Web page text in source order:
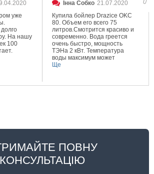
уже
На нашу
100
Інна Собко 21.07.2020
Купила бойлер Drazice OKC
80. Объем его всего 75
литров.Смотрится красиво и
современно. Вода греется
очень быстро, мощность
ТЭНа 2 кВт. Температура
воды максимум может
составлять 80 градусов.
Ще
ПОВНУ
КОНСУЛЬТАЦІЮ